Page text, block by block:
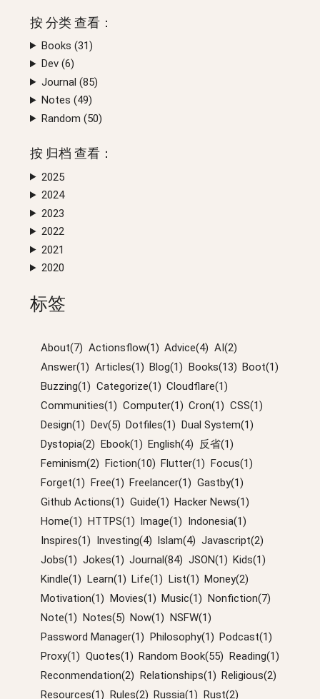
按 分类 查看：
Books (31)
Dev (6)
Journal (85)
Notes (49)
Random (50)
按 归档 查看：
2025
2024
2023
2022
2021
2020
标签
About(7) Actionsflow(1) Advice(4) AI(2)
Answer(1) Articles(1) Blog(1) Books(13) Boot(1)
Buzzing(1) Categorize(1) Cloudflare(1)
Communities(1) Computer(1) Cron(1) CSS(1)
Design(1) Dev(5) Dotfiles(1) Dual System(1)
Dystopia(2) Ebook(1) English(4)
反省(1)
Feminism(2) Fiction(10) Flutter(1) Focus(1)
Forget(1) Free(1) Freelancer(1) Gastby(1)
Github Actions(1) Guide(1) Hacker News(1)
Home(1) HTTPS(1) Image(1) Indonesia(1)
Inspires(1) Investing(4) Islam(4) Javascript(2)
Jobs(1) Jokes(1) Journal(84) JSON(1) Kids(1)
Kindle(1) Learn(1) Life(1) List(1) Money(2)
Motivation(1) Movies(1) Music(1) Nonfiction(7)
Note(1) Notes(5) Now(1) NSFW(1)
Password Manager(1) Philosophy(1) Podcast(1)
Proxy(1) Quotes(1) Random Book(55) Reading(1)
Reconmendation(2) Relationships(1) Religious(2)
Resources(1) Rules(2) Russia(1) Rust(2)